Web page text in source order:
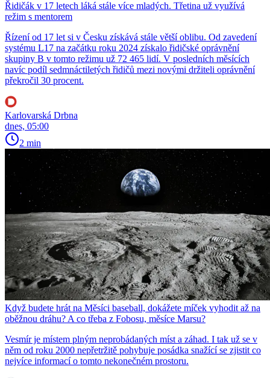
Řidičák v 17 letech láká stále více mladých. Třetina už využívá
režim s mentorem
Řízení od 17 let si v Česku získává stále větší oblibu. Od zavedení
systému L17 na začátku roku 2024 získalo řidičské oprávnění
skupiny B v tomto režimu už 72 465 lidí. V posledních měsících
navíc podíl sedmnáctiletých řidičů mezi novými držiteli oprávnění
překročil 30 procent.
Karlovarská Drbna
dnes, 05:00
2 min
Když budete hrát na Měsíci baseball, dokážete míček vyhodit až na
oběžnou dráhu? A co třeba z Fobosu, měsíce Marsu?
Vesmír je místem plným neprobádaných míst a záhad. I tak už se v
něm od roku 2000 nepřetržitě pohybuje posádka snažící se zjistit co
nejvíce informací o tomto nekonečném prostoru.